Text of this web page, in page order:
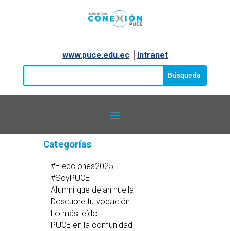
www.puce.edu.ec│ Intranet
Categorías
#Elecciones2025
#SoyPUCE
Alumni que dejan huella
Descubre tu vocación
Lo más leído
PUCE en la comunidad